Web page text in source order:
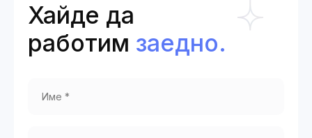
Хайде да
работим заедно.